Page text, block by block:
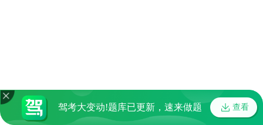
驾考大变动!题库已更新，速来做题 查看